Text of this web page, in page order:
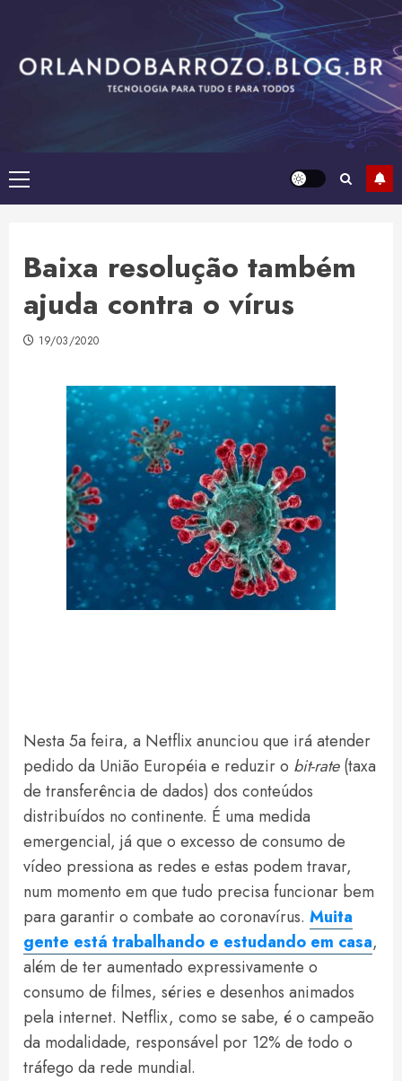
content
Primary
Menu
Baixa resolução também
ajuda contra o vírus
19/03/2020
Nesta 5a feira, a Netflix anunciou que irá atender
pedido da União Européia e reduzir o bit-rate(taxa
de transferência de dados) dos conteúdos
distribuídos no continente. É uma medida
emergencial, já que o excesso de consumo de
vídeo pressiona as redes e estas podem travar,
num momento em que tudo precisa funcionar bem
para garantir o combate ao coronavírus. Muita
gente está trabalhando e estudando em casa,
além de ter aumentado expressivamente o
consumo de filmes, séries e desenhos animados
pela internet. Netflix, como se sabe, é o campeão
da modalidade, responsável por 12% de todo o
tráfego da rede mundial.